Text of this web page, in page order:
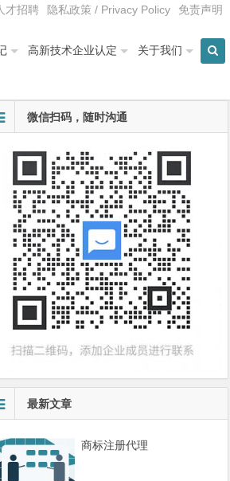
才招聘 隐私政策 / Privacy Policy 免责声明
高新技术企业认定 关于我们
微信扫码，随时沟通
最新文章
商标注册代理